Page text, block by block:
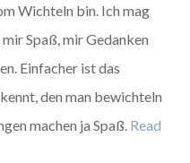
Wichteln bin. Ich mag
Spaß, mir Gedanken
Einfacher ist das
den man bewichteln
machen ja Spaß. Read